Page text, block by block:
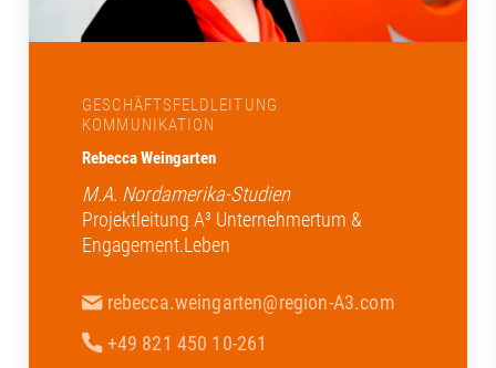
GESCHÄFTSFELDLEITUNG
KOMMUNIKATION
Rebecca Weingarten
M.A. Nordamerika-Studien
Projektleitung A³ Unternehmertum &
Engagement.Leben
rebecca.weingarten@region-A3.com
+49 821 450 10-261